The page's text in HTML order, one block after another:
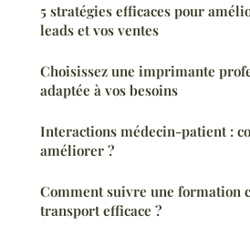
5 stratégies efficaces pour
leads et vos ventes
Choisissez une imprimante
adaptée à vos besoins
Interactions médecin-patient :
améliorer ?
Comment suivre une formation
transport efficace ?